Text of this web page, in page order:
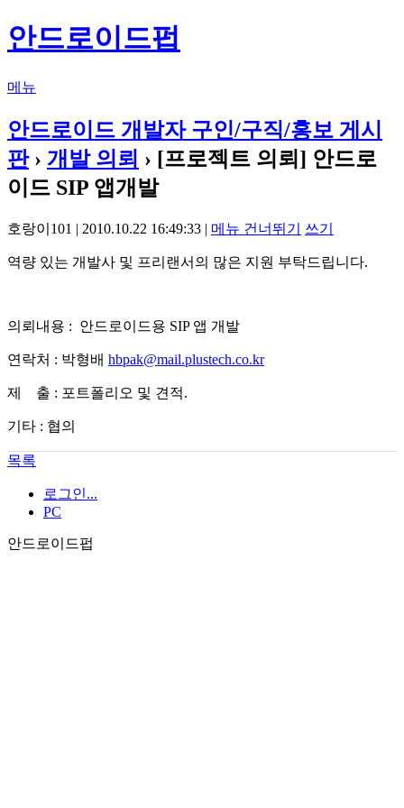
안드로이드펍
메뉴
안드로이드 개발자 구인/구직/홍보 게시
판› 개발 의뢰 › [프로젝트 의뢰] 안드로
이드 SIP 앱개발
호랑이101 | 2010.10.22 16:49:33 | 메뉴 건너뛰기 쓰기
역량 있는 개발사 및 프리랜서의 많은 지원 부탁드립니다.
의뢰내용 : 안드로이드용 SIP 앱 개발
연락처 : 박형배 hbpak@mail.plustech.co.kr
제 출 : 포트폴리오 및 견적.
기타 : 협의
목록
로그인...
PC
안드로이드펍